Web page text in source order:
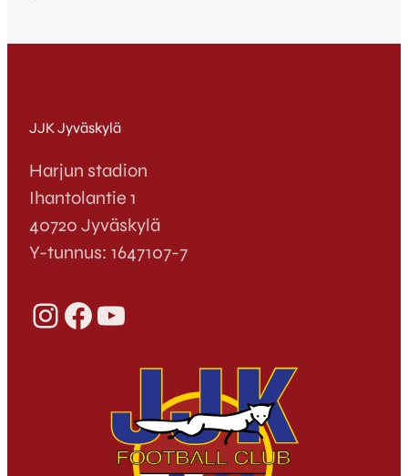
JJK Jyväskylä
Harjun stadion
Ihantolantie 1
40720 Jyväskylä
Y-tunnus: 1647107-7
InstagramFacebook YouTube